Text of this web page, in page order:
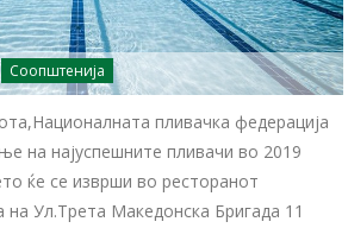
Соопштенија
пливачка федерација
на најуспешните пливачи во 2019
ќе се изврши во ресторанот
на Ул.Трета Македонска Бригада 11